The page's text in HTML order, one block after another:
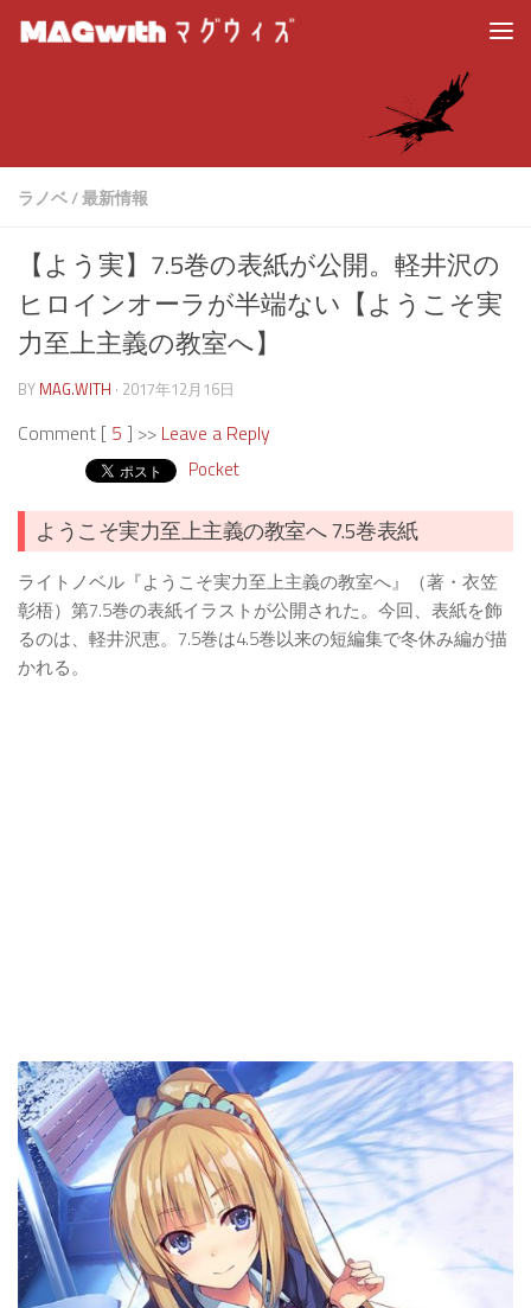
ラノベ/最新情報
【よう実】7.5巻の表紙が公開。軽井沢の
ヒロインオーラが半端ない【ようこそ実
力至上主義の教室へ】
BY MAG.WITH · 2017年12月16日
Comment [ 5 ] >> Leave a Reply
Pocket
ようこそ実力至上主義の教室へ 7.5巻表紙
ライトノベル『ようこそ実力至上主義の教室へ』（著・衣笠
彰梧）第7.5巻の表紙イラストが公開された。今回、表紙を飾
るのは、軽井沢恵。7.5巻は4.5巻以来の短編集で冬休み編が描
かれる。